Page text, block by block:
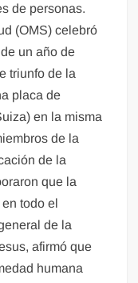
de personas.
(OMS) celebró
un año de
triunfo de la
placa de
en la misma
de la
de la
que la
todo el
de la
afirmó que
humana